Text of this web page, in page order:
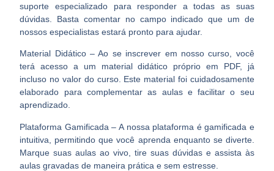
suporte especializado para responder a todas as suas
dúvidas. Basta comentar no campo indicado que um de
nossos especialistas estará pronto para ajudar.
Material Didático – Ao se inscrever em nosso curso, você
terá acesso a um material didático próprio em PDF, já
incluso no valor do curso. Este material foi cuidadosamente
elaborado para complementar as aulas e facilitar o seu
aprendizado.
Plataforma Gamificada – A nossa plataforma é gamificada e
intuitiva, permitindo que você aprenda enquanto se diverte.
Marque suas aulas ao vivo, tire suas dúvidas e assista às
aulas gravadas de maneira prática e sem estresse.